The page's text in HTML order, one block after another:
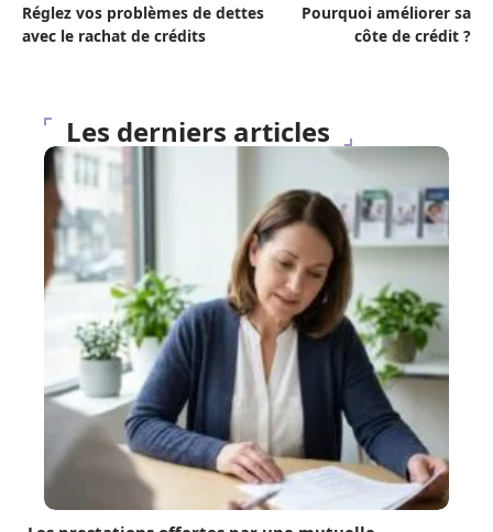
Réglez vos problèmes de dettes
avec le rachat de crédits
Pourquoi améliorer sa
côte de crédit ?
Les derniers articles